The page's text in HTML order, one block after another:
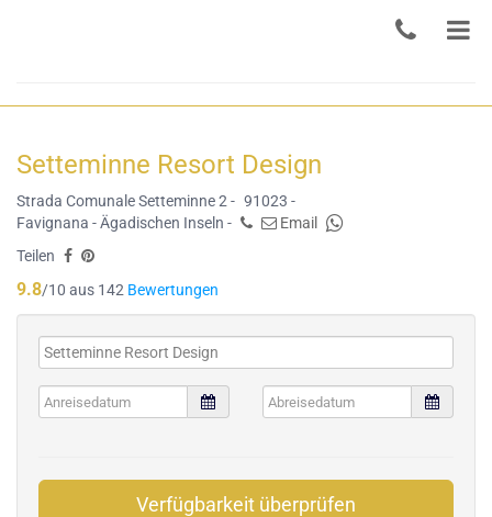
Setteminne Resort Design
Strada Comunale Setteminne 2 - 91023 -
Favignana - Ägadischen Inseln -
Email
Teilen
9.8/10 aus 142 Bewertungen
Verfügbarkeit überprüfen